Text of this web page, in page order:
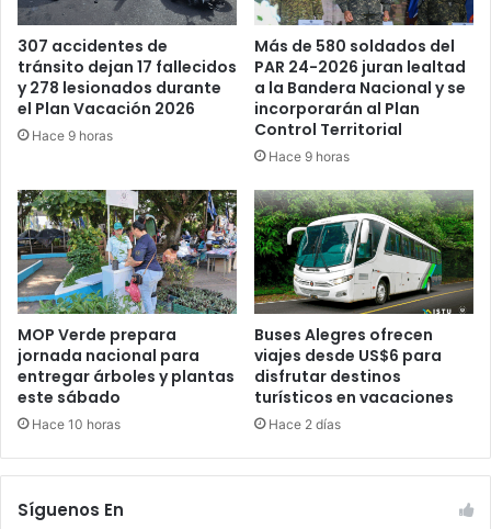
307 accidentes de
tránsito dejan 17 fallecidos
y 278 lesionados durante
el Plan Vacación 2026
Hace 9 horas
Más de 580 soldados del
PAR 24-2026 juran lealtad
a la Bandera Nacional y se
incorporarán al Plan
Control Territorial
Hace 9 horas
MOP Verde prepara
jornada nacional para
entregar árboles y plantas
este sábado
Hace 10 horas
Buses Alegres ofrecen
viajes desde US$6 para
disfrutar destinos
turísticos en vacaciones
Hace 2 días
Síguenos En